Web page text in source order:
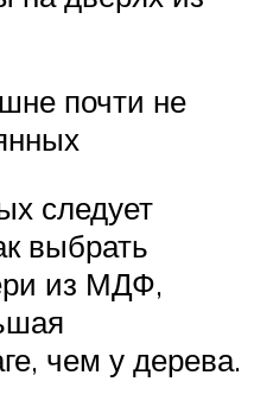
почти не
следует
выбрать
из МДФ,
чем у дерева.